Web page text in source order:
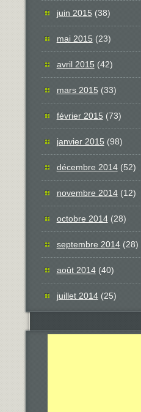
juin 2015(38)
mai 2015 (23)
avril 2015(42)
mars 2015(33)
février 2015(73)
janvier 2015(98)
décembre 2014(52)
novembre 2014(12)
octobre 2014(28)
septembre 2014(28)
août 2014(40)
juillet 2014(25)